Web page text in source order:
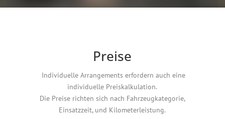
Preise
Individuelle Arrangements erfordern auch eine
individuelle Preiskalkulation.
Die Preise richten sich nach Fahrzeugkategorie,
Einsatzzeit, und Kilometerleistung.